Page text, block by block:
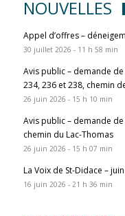
NOUVELLES
Appel d’offres –
30 juillet 2026 - 11 h 58 min
Avis public – demande
234, 236 et 238, chemin
26 juin 2026 - 15 h 10 min
Avis public – demande
chemin du Lac-Thomas
26 juin 2026 - 15 h 07 min
La Voix de St-Didace –
16 juin 2026 - 21 h 36 min